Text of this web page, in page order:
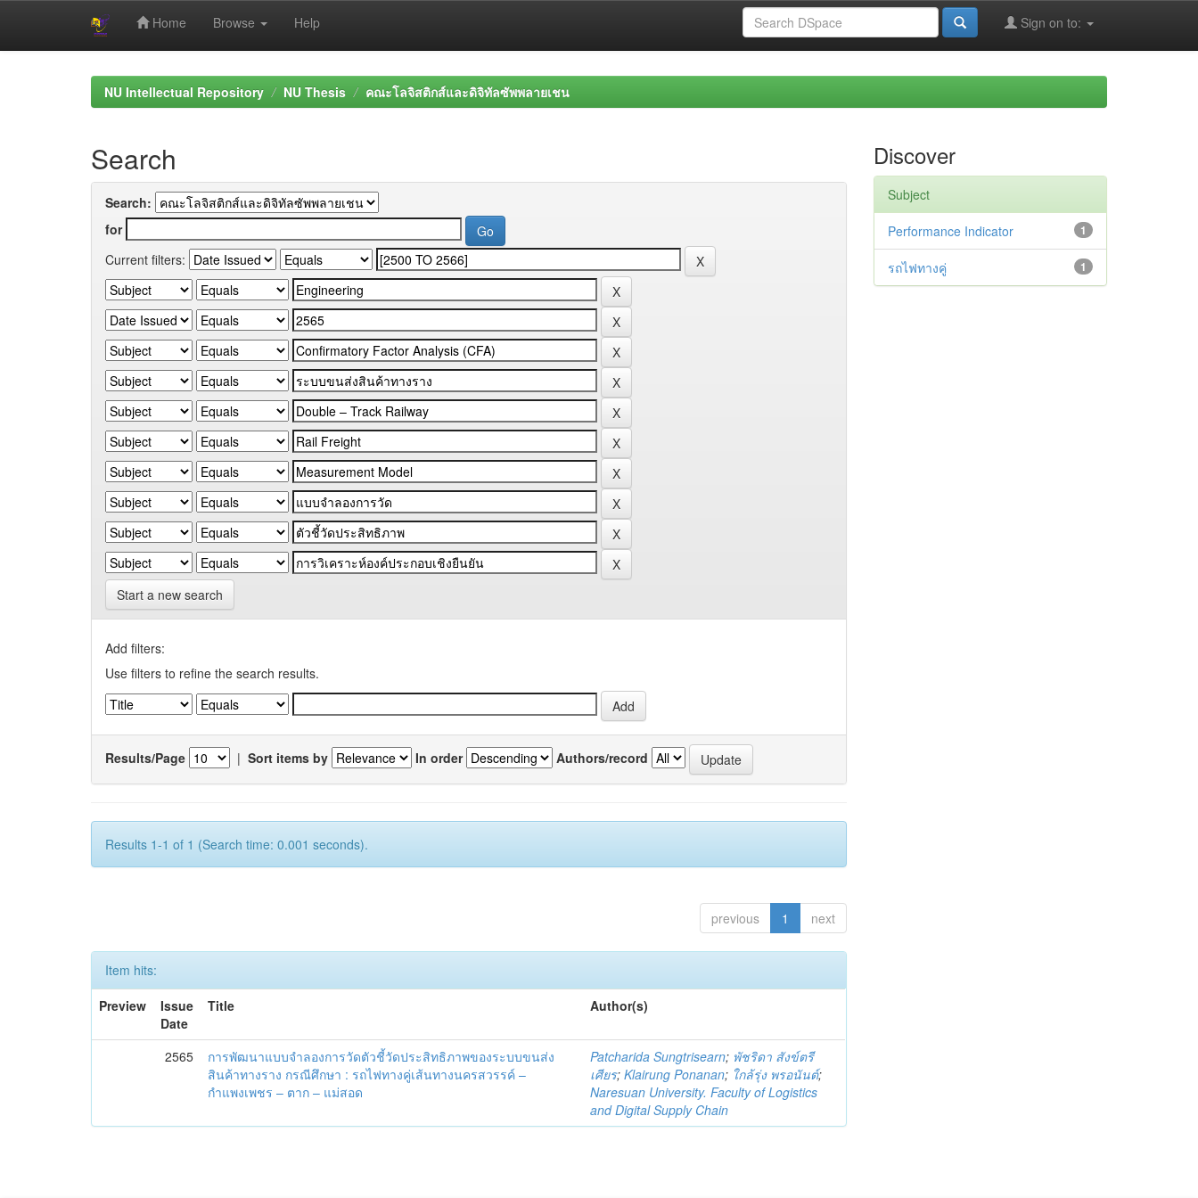
Home Browse Help Sign on to:
NU Intellectual Repository NU Thesis คณะโลจิสติกส์และดิจิทัลซัพพลายเชน
Search
Search:
for
Current filters:
Start a new search
Add filters:
Use filters to refine the search results.
Results/Page | Sort items by In order Authors/record
Results 1-1 of 1 (Search time: 0.001 seconds).
previous 1 next
Item hits:
Preview
Issue
Date
Title Author(s)
2565
การพัฒนาแบบจำลองการวัดตัวชี้วัดประสิทธิภาพของระบบขนส่ง
สินค้าทางราง กรณีศึกษา : รถไฟทางคู่เส้นทางนครสวรรค์ –
กำแพงเพชร – ตาก – แม่สอด
Patcharida Sungtrisearn; พัชริดา สังข์ตรี
เศียร;Klairung Ponanan; ใกล้รุ่ง พรอนันต์;
Naresuan University. Faculty of Logistics
and Digital Supply Chain
Discover
Subject
1
Performance Indicator
1
รถไฟทางคู่